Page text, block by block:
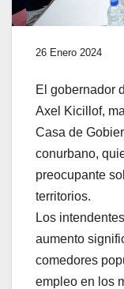
26 Enero 2024
El gobernador
Axel Kicillof,
Casa de
conurbano,
preocupante
territorios.
Los
aumento
comedores
empleo en los